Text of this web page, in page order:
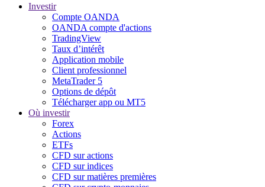
Investir
Compte OANDA
OANDA compte d'actions
TradingView
Taux d’intérêt
Application mobile
Client professionnel
MetaTrader 5
Options de dépôt
Télécharger app ou MT5
Où investir
Forex
Actions
ETFs
CFD sur actions
CFD sur indices
CFD sur matières premières